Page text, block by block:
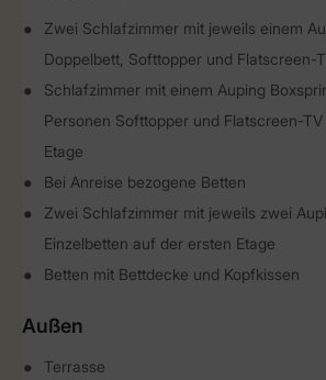
Zwei Schlafzimmer mit jeweils einem
Doppelbett, Softtopper und Flatscreen-
Schlafzimmer mit einem Auping
Personen Softtopper und Flatscreen-
Etage
Bei Anreise bezogene Betten
Zwei Schlafzimmer mit jeweils zwei
Einzelbetten auf der ersten Etage
Betten mit Bettdecke und Kopfkissen
Außen
Terrasse